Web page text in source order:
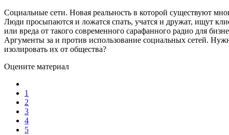
Социальные сети. Новая реальность в которой существуют
Люди просыпаются и ложатся спать, учатся и дружат, ищут
или вреда от такого современного сарафанного радио для
Аргументы за и против использование социальных сетей.
изолировать их от общества?
Оцените материал
1
2
3
4
5